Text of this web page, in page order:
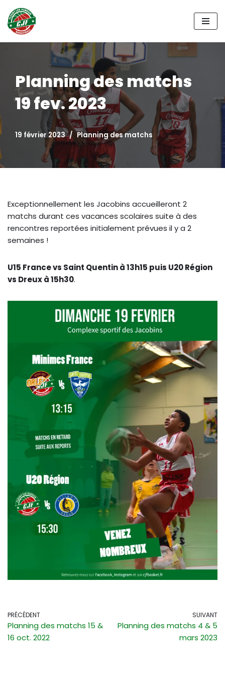
Aller
Planning des matchs
19 fev. 2023
19 février 2023 Planning des matchs
Exceptionnellement les Jacobins accueilleront 2
matchs durant ces vacances scolaires suite à des
rencontres reportées initialement prévues il y a 2
semaines !
U15 France vs Saint Quentin à 13h15 puis U20 Région
vs Dreux à 15h30.
PRÉCÉDENT
Planning des matchs 15 &
16 oct. 2022
SUIVANT
Planning des matchs 4 & 5
mars 2023